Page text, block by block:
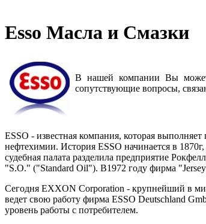
Esso Масла и Смазки
В нашей компании Вы
сопутствующие вопросы,
ESSO - известная компания, которая
нефтехимии. История ESSO начинается в
судебная палата разделила предприятие
"S.O." ("Standard Oil"). В1972 году фирма
Сегодня EXXON Corporation - крупнейший в
ведет свою работу фирма ESSO Deutschland
уровень работы с потребителем.